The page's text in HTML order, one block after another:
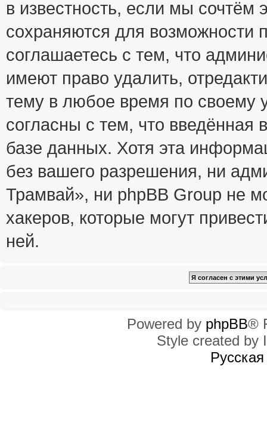
в известность, если мы
сохраняются для возможности
соглашаетесь с тем, что
имеют право удалить,
тему в любое время по своему
согласны с тем, что
базе данных. Хотя эта
без вашего разрешения, ни
Трамвай», ни phpBB Group не
хакеров, которые могут
ней.
Powered by phpBB®
Style created by